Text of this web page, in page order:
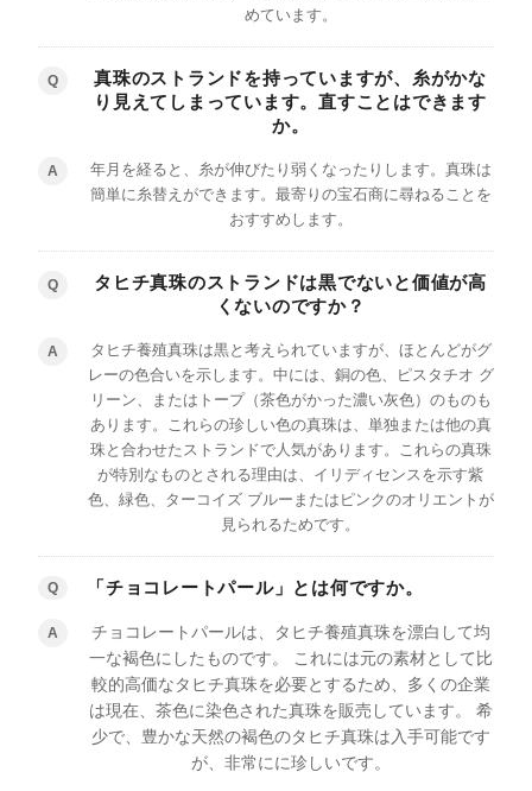
めています。
Q
真珠のストランドを持っていますが、糸がかな
り見えてしまっています。直すことはできます
か。
A
年月を経ると、糸が伸びたり弱くなったりします。真珠は
簡単に糸替えができます。最寄りの宝石商に尋ねることを
おすすめします。
Q
タヒチ真珠のストランドは黒でないと価値が高
くないのですか？
A
タヒチ養殖真珠は黒と考えられていますが、ほとんどがグ
レーの色合いを示します。中には、銅の色、ピスタチオ グ
リーン、またはトープ（茶色がかった濃い灰色）のものも
あります。これらの珍しい色の真珠は、単独または他の真
珠と合わせたストランドで人気があります。これらの真珠
が特別なものとされる理由は、イリディセンスを示す紫
色、緑色、ターコイズ ブルーまたはピンクのオリエントが
見られるためです。
Q 「チョコレートパール」とは何ですか。
A
チョコレートパールは、タヒチ養殖真珠を漂白して均
一な褐色にしたものです。 これには元の素材として比
較的高価なタヒチ真珠を必要とするため、多くの企業
は現​​在、茶色に染色された真珠を販売しています。 希
少で、豊かな天然の褐色のタヒチ真珠は入手可能です
が、非常にに珍しいです。